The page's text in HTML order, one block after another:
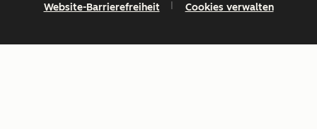
Website-Barrierefreiheit Cookies verwalten